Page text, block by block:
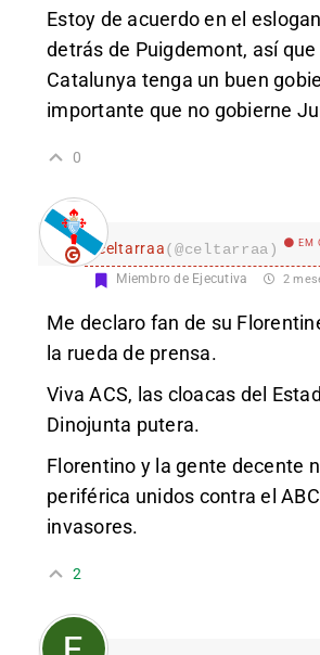
Estoy de acuerdo en el
detrás de Puigdemont, así que
Catalunya tenga un buen
importante que no gobierne
0
celtarraa(@celtarraa) EM
Miembro de Ejecutiva 2
Me declaro fan de su
la rueda de prensa.
Viva ACS, las cloacas del
Dinojunta putera.
Florentino y la gente decente
periférica unidos contra el
invasores.
2